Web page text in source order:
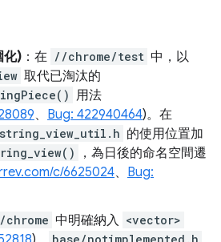
化) ：在 //chrome/test 中，以
取代已淘汰的
用法
、 Bug: 422940464)。在
的使用位置加
，為日後的命名空間遷
c/6625024、 Bug:
中明確納入 <vector>